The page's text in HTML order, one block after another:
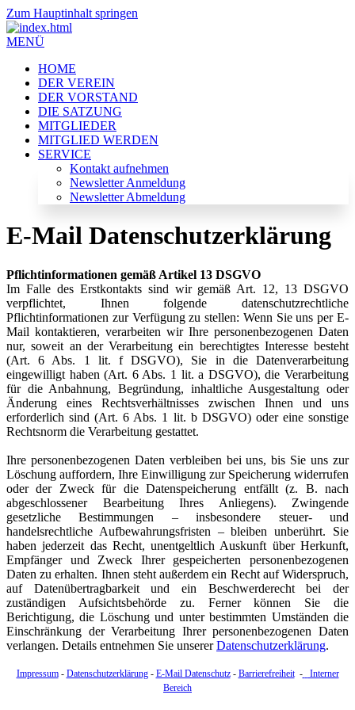
Zum Hauptinhalt springen
MENÜ
HOME
DER VEREIN
DER VORSTAND
DIE SATZUNG
MITGLIEDER
MITGLIED WERDEN
SERVICE
Kontakt aufnehmen
Newsletter Anmeldung
Newsletter Abmeldung
E-Mail Datenschutzerklärung
Pflichtinformationen gemäß Artikel 13 DSGVO
Im Falle des Erstkontakts sind wir gemäß Art. 12, 13 DSGVO
verpflichtet, Ihnen folgende datenschutzrechtliche
Pflichtinformationen zur Verfügung zu stellen: Wenn Sie uns per E-
Mail kontaktieren, verarbeiten wir Ihre personenbezogenen Daten
nur, soweit an der Verarbeitung ein berechtigtes Interesse besteht
(Art. 6 Abs. 1 lit. f DSGVO), Sie in die Datenverarbeitung
eingewilligt haben (Art. 6 Abs. 1 lit. a DSGVO), die Verarbeitung
für die Anbahnung, Begründung, inhaltliche Ausgestaltung oder
Änderung eines Rechtsverhältnisses zwischen Ihnen und uns
erforderlich sind (Art. 6 Abs. 1 lit. b DSGVO) oder eine sonstige
Rechtsnorm die Verarbeitung gestattet.
Ihre personenbezogenen Daten verbleiben bei uns, bis Sie uns zur
Löschung auffordern, Ihre Einwilligung zur Speicherung widerrufen
oder der Zweck für die Datenspeicherung entfällt (z. B. nach
abgeschlossener Bearbeitung Ihres Anliegens). Zwingende
gesetzliche Bestimmungen – insbesondere steuer- und
handelsrechtliche Aufbewahrungsfristen – bleiben unberührt. Sie
haben jederzeit das Recht, unentgeltlich Auskunft über Herkunft,
Empfänger und Zweck Ihrer gespeicherten personenbezogenen
Daten zu erhalten. Ihnen steht außerdem ein Recht auf Widerspruch,
auf Datenübertragbarkeit und ein Beschwerderecht bei der
zuständigen Aufsichtsbehörde zu. Ferner können Sie die
Berichtigung, die Löschung und unter bestimmten Umständen die
Einschränkung der Verarbeitung Ihrer personenbezogenen Daten
verlangen. Details entnehmen Sie unsererDatenschutzerklärung.
Impressum- Datenschutzerklärung- E-Mail Datenschutz- Barrierefreiheit-
Interner
Bereich